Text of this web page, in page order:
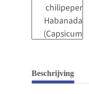
Beschrijving